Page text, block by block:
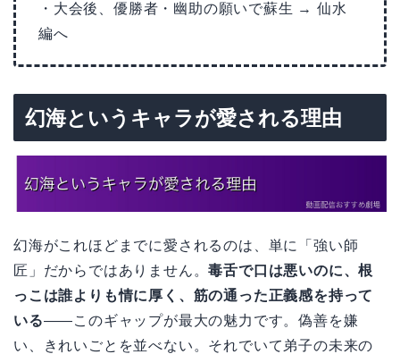
・大会後、優勝者・幽助の願いで蘇生 → 仙水
編へ
幻海というキャラが愛される理由
幻海がこれほどまでに愛されるのは、単に「強い師
匠」だからではありません。毒舌で口は悪いのに、根
っこは誰よりも情に厚く、筋の通った正義感を持って
いる——このギャップが最大の魅力です。偽善を嫌
い、きれいごとを並べない。それでいて弟子の未来の